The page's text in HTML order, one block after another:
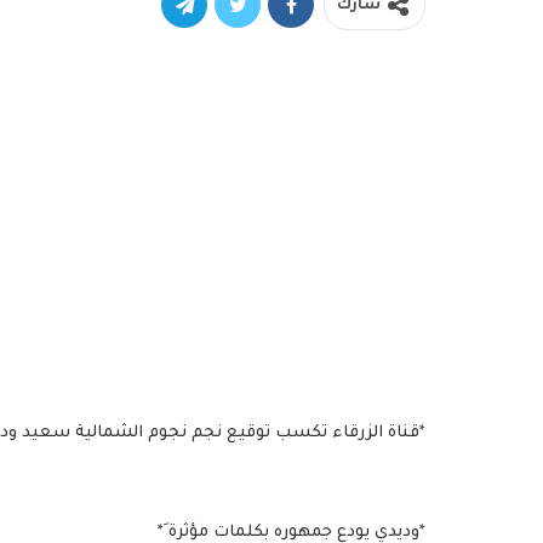
شارك
*قناة الزرقاء تكسب توقيع نجم نجوم الشمالية سعيد
*وديدي يودع جمهوره بكلمات مؤثرة َ*